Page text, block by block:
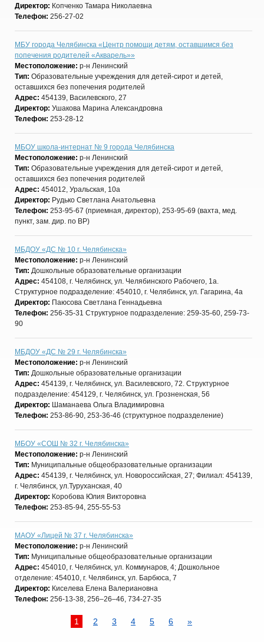
Директор: Копченко Тамара Николаевна
Телефон: 256-27-02
МБУ города Челябинска «Центр помощи детям, оставшимся без
попечения родителей «Акварель»»
Местоположение: р-н Ленинский
Тип: Образовательные учреждения для детей-сирот и детей,
оставшихся без попечения родителей
Адрес: 454139, Василевского, 27
Директор: Ушакова Марина Александровна
Телефон: 253-28-12
МБОУ школа-интернат № 9 города Челябинска
Местоположение: р-н Ленинский
Тип: Образовательные учреждения для детей-сирот и детей,
оставшихся без попечения родителей
Адрес: 454012, Уральская, 10а
Директор: Рудько Светлана Анатольевна
Телефон: 253-95-67 (приемная, директор), 253-95-69 (вахта, мед.
пункт, зам. дир. по ВР)
МБДОУ «ДС № 10 г. Челябинска»
Местоположение: р-н Ленинский
Тип: Дошкольные образовательные организации
Адрес: 454108, г. Челябинск, ул. Челябинского Рабочего, 1а.
Структурное подразделение: 454010, г. Челябинск, ул. Гагарина, 4а
Директор: Паюсова Светлана Геннадьевна
Телефон: 256-35-31 Структурное подразделение: 259-35-60, 259-73-
90
МБДОУ «ДС № 29 г. Челябинска»
Местоположение: р-н Ленинский
Тип: Дошкольные образовательные организации
Адрес: 454139, г. Челябинск, ул. Василевского, 72. Структурное
подразделение: 454129, г. Челябинск, ул. Грозненская, 56
Директор: Шаманаева Ольга Владимировна
Телефон: 253-86-90, 253-36-46 (структурное подразделение)
МБОУ «СОШ № 32 г. Челябинска»
Местоположение: р-н Ленинский
Тип: Муниципальные общеобразовательные организации
Адрес: 454139, г. Челябинск, ул. Новороссийская, 27; Филиал: 454139,
г. Челябинск, ул.Туруханская, 40
Директор: Коробова Юлия Викторовна
Телефон: 253-85-94, 255-55-53
МАОУ «Лицей № 37 г. Челябинска»
Местоположение: р-н Ленинский
Тип: Муниципальные общеобразовательные организации
Адрес: 454010, г. Челябинск, ул. Коммунаров, 4; Дошкольное
отделение: 454010, г. Челябинск, ул. Барбюса, 7
Директор: Киселева Елена Валериановна
Телефон: 256-13-38, 256–26–46, 734-27-35
1 2 3 4 5 6 »